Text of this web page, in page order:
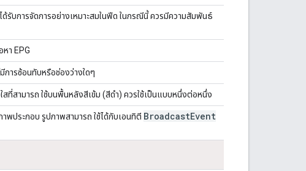
รับการจัดการอย่างเหมาะสมในฟีด ในกรณีนี้ ควรมีความสัมพันธ์
า EPG
การซ้อนทับหรือช่องว่างใดๆ
ที่สามารถ ใช้บนพื้นหลังสีเข้ม (สีดำ) ควรใช้เป็นแบบหนึ่งต่อหนึ่ง
พประกอบ รูปภาพสามารถ ใช้ได้กับเอนทิตี BroadcastEvent